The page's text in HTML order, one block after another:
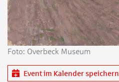
Foto: Overbeck Museum
Event im Kalender speichern